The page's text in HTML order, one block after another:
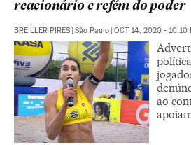
reacionário e refém do poder
BREILLER PIRES | São Paulo | OCT 14, 2020 - 10:10
ao